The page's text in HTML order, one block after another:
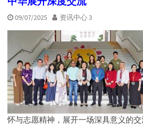
09/07/2025 资讯中心 3
怀与志愿精神，展开一场深具意义的交